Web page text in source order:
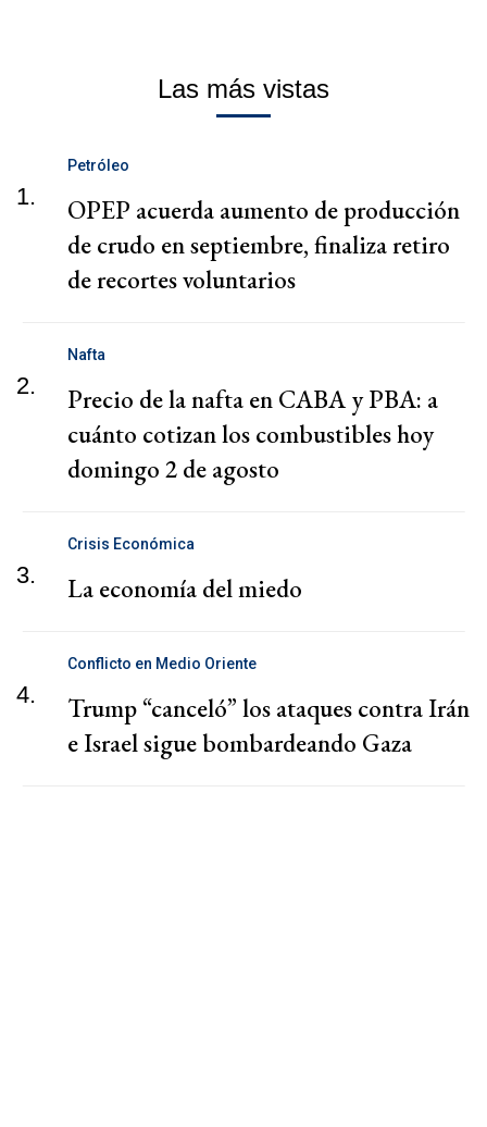
Las más vistas
1.
Petróleo
OPEP acuerda aumento de producción
de crudo en septiembre, finaliza retiro
de recortes voluntarios
2.
Nafta
Precio de la nafta en CABA y PBA: a
cuánto cotizan los combustibles hoy
domingo 2 de agosto
3.
Crisis Económica
La economía del miedo
4.
Conflicto en Medio Oriente
Trump “canceló” los ataques contra Irán
e Israel sigue bombardeando Gaza